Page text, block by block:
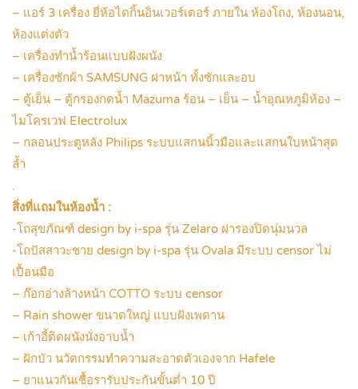
– แอร์ 3 เครื่อง ยี่ห้อไดกิ้นอินเวอร์เตอร์ ภายใน ห้องโถง, ห้องนอน,
ห้องแต่งตัว
– เครื่องทำน้ำร้อนแบบฝังผนัง
– เครื่องซักผ้า SAMSUNG ฝาหน้า ทั้งซักและอบ
– ตู้เย็น – ตู้กรองกดน้ำ Mazuma ร้อน – เย็น – น้ำอุณหภูมิห้อง –
ไมโครเวฟ Electrolux
– กลอนประตูหลัง Philips ระบบแสกนนิ้วมือและแสกนใบหน้าสุด
ล้ำ
.
สิ่งที่แถมในห้องน้ำ :
-โถสุขภัณฑ์ design by i-spa รุ่น Zelaro ฝารองปิดนุ่มนวล
-โถปัสสาวะชาย design by i-spa รุ่น Ovala มีระบบ censor ไม่
เปื้อนมือ
– ก๊อกอ่างล้างหน้า COTTO ระบบ censor
– Rain shower ขนาดใหญ่ แบบฝังเพดาน
– เก้าอี้ติดผนังนั่งอาบน้ำ
– ฝักบัว นวัตกรรมทำความสะอาดตัวเองจาก Hafele
– ยาแนวกันเชื้อรารับประกันขั้นต่ำ 10 ปี